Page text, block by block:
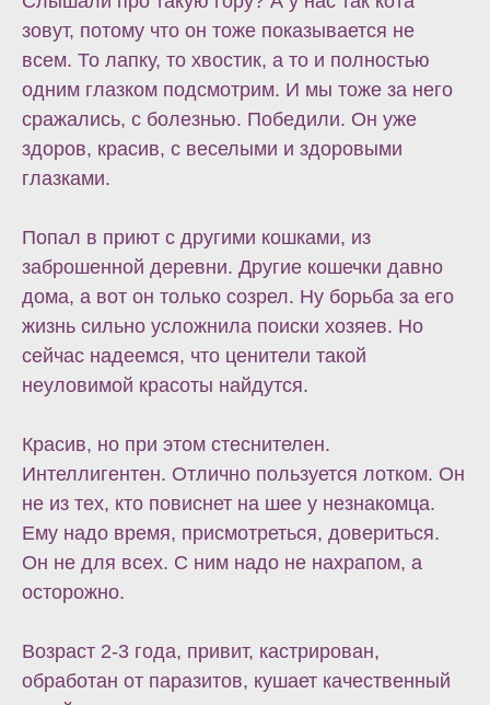
зовут, потому что он тоже показывается не
всем. То лапку, то хвостик, а то и полностью
одним глазком подсмотрим. И мы тоже за него
сражались, с болезнью. Победили. Он уже
здоров, красив, с веселыми и здоровыми
глазками.
Попал в приют с другими кошками, из
заброшенной деревни. Другие кошечки давно
дома, а вот он только созрел. Ну борьба за его
жизнь сильно усложнила поиски хозяев. Но
сейчас надеемся, что ценители такой
неуловимой красоты найдутся.
Красив, но при этом стеснителен.
Интеллигентен. Отлично пользуется лотком. Он
не из тех, кто повиснет на шее у незнакомца.
Ему надо время, присмотреться, довериться.
Он не для всех. С ним надо не нахрапом, а
осторожно.
Возраст 2-3 года, привит, кастрирован,
обработан от паразитов, кушает качественный